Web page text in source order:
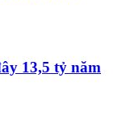
13,5 tỷ năm